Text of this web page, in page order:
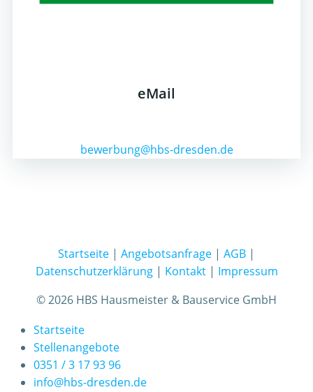
eMail
bewerbung@hbs-dresden.de
Startseite | Angebotsanfrage | AGB |
Datenschutzerklärung| Kontakt| Impressum
© 2026 HBS Hausmeister & Bauservice GmbH
Startseite
Stellenangebote
0351 / 3 17 93 96
info@hbs-dresden.de